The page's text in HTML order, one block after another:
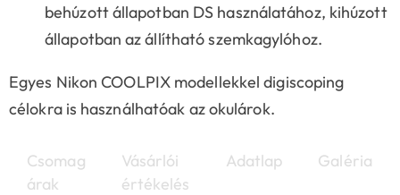
behúzott állapotban DS használatához, kihúzott
állapotban az állítható szemkagylóhoz.
Egyes Nikon COOLPIX modellekkel digiscoping
célokra is használhatóak az okulárok.
Csomag
árak
Vásárlói
értékelés
Adatlap Galéria